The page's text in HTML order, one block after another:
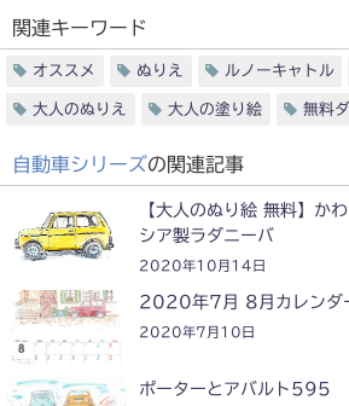
関連キーワード
オススメ ぬりえ ルノーキャトル
大人のぬりえ 大人の塗り絵 無料
自動車シリーズの関連記事
【大人のぬり絵 無料】か
シア製ラダニーバ
2020年10月14日
2020年7月 8月カレンダ
2020年7月10日
ポーターとアバルト595